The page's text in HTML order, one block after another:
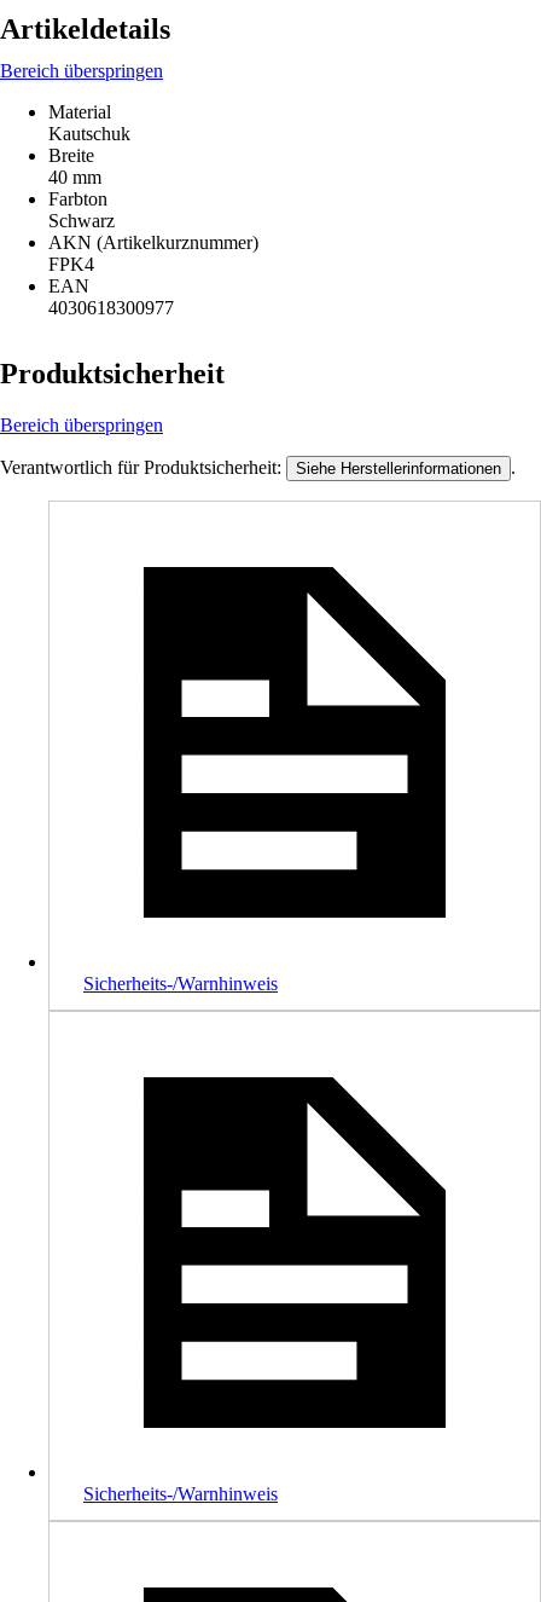
Artikeldetails
Bereich überspringen
Material
Kautschuk
Breite
40 mm
Farbton
Schwarz
AKN (Artikelkurznummer)
FPK4
EAN
4030618300977
Produktsicherheit
Bereich überspringen
Verantwortlich für Produktsicherheit: Siehe Herstellerinformationen .
Sicherheits-/Warnhinweis
Sicherheits-/Warnhinweis